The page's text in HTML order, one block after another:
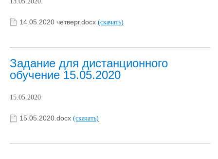
14.05.2020 четверг.docx (скачать)
Задание для дистанционного
обучение 15.05.2020
15.05.2020
15.05.2020.docx (скачать)